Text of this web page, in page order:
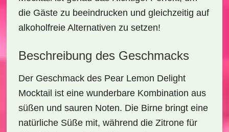
die Gäste zu beeindrucken und gleichzeitig auf
alkoholfreie Alternativen zu setzen!
Beschreibung des Geschmacks
Der Geschmack des Pear Lemon Delight
Mocktail ist eine wunderbare Kombination aus
süßen und sauren Noten. Die Birne bringt eine
natürliche Süße mit, während die Zitrone für